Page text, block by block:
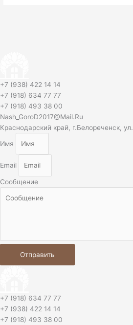
+7 (938) 422 14 14
+7 (918) 634 77 77
+7 (918) 493 38 00
Nash_GoroD2017@Mail.Ru
Краснодарский край, г.Белореченск,
Имя
Email
Сообщение
Отправить
+7 (918) 634 77 77
+7 (938) 422 14 14
+7 (918) 493 38 00